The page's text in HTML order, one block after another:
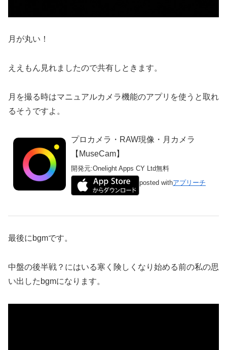
月が丸い！
ええもん見れましたので共有しときます。
月を撮る時はマニュアルカメラ機能のアプリを使うと取れ
るそうですよ。
プロカメラ・RAW現像・月カメラ
【MuseCam】
開発元:Onelight Apps CY Ltd無料
posted withアプリーチ
最後にbgmです。
中盤の後半戦？にはいる寒く険しくなり始める前の私の思
い出したbgmになります。